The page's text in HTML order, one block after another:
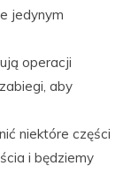
jedynym
operacji
aby
niektóre części
i będziemy